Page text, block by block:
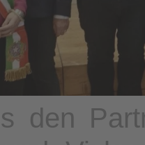
den